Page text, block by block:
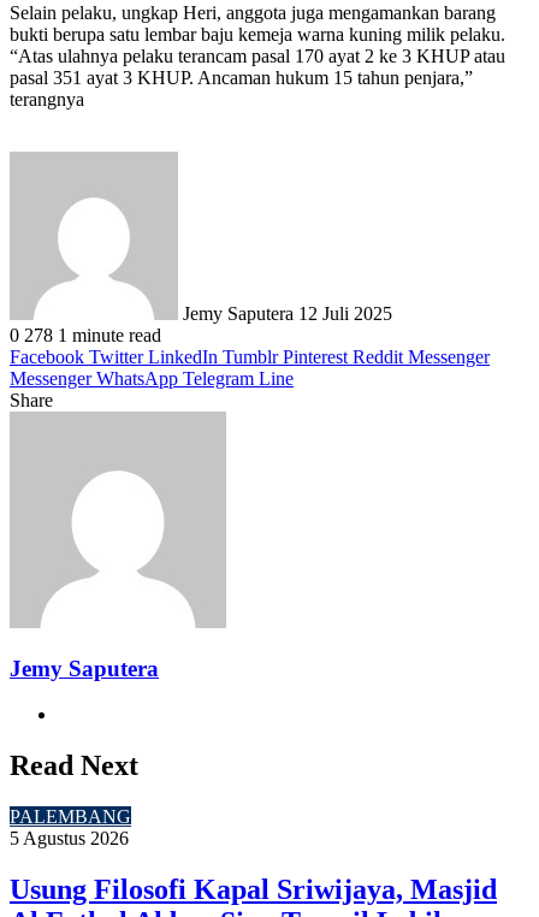
Selain pelaku, ungkap Heri, anggota juga mengamankan barang
bukti berupa satu lembar baju kemeja warna kuning milik pelaku.
“Atas ulahnya pelaku terancam pasal 170 ayat 2 ke 3 KHUP atau
pasal 351 ayat 3 KHUP. Ancaman hukum 15 tahun penjara,”
terangnya
Jemy Saputera 12 Juli 2025
0 278 1 minute read
Facebook Twitter LinkedIn Tumblr Pinterest Reddit Messenger
Messenger WhatsApp Telegram Line
Share
Jemy Saputera
Read Next
PALEMBANG
5 Agustus 2026
Usung Filosofi Kapal Sriwijaya, Masjid